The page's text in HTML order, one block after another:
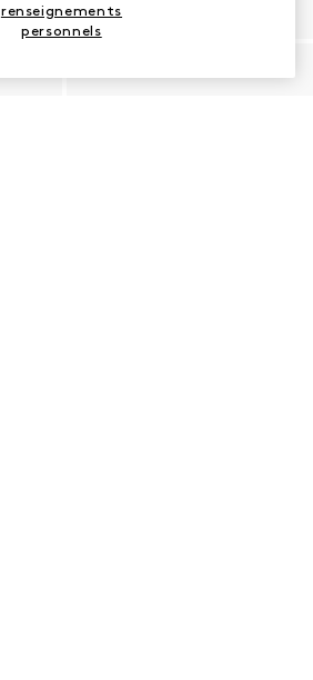
renseignements
personnels